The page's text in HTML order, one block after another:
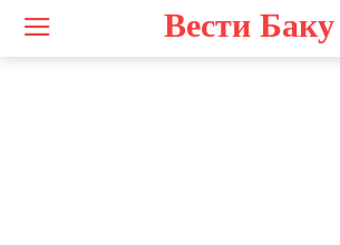
Вести Баку